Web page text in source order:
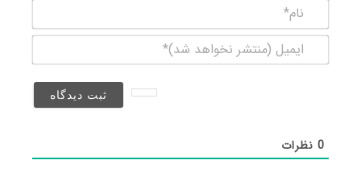
(منتشر
0نظرات